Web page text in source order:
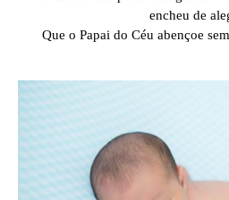
encheu de
Que o Papai do Céu abençoe